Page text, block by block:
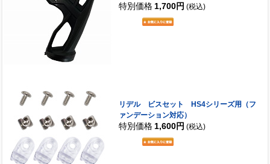
特別価格 1,700円 (税込)
リデル ビスセット HS4シリーズ用（フ
ァンデーション対応）
特別価格 1,600円 (税込)